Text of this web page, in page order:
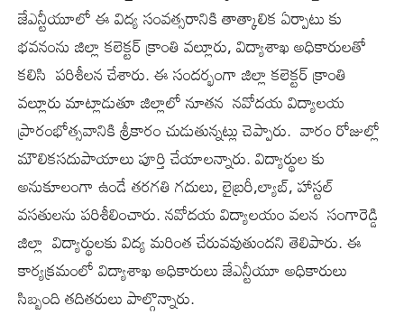
జేఎన్టీయూలో ఈ విద్య సంవత్సరానికి తాత్కాలిక ఏర్పాటు కు
భవనంను జిల్లా కలెక్టర్ క్రాంతి వల్లూరు, విద్యాశాఖ అధికారులతో
కలిసి పరిశీలన చేశారు. ఈ సందర్భంగా జిల్లా కలెక్టర్ క్రాంతి
వల్లూరు మాట్లాడుతూ జిల్లాలో నూతన నవోదయ విద్యాలయ
ప్రారంభోత్సవానికి శ్రీకారం చుడుతున్నట్లు చెప్పారు. వారం రోజుల్లో
మౌలికసదుపాయాలు పూర్తి చేయాలన్నారు. విద్యార్థుల కు
అనుకూలంగా ఉండే తరగతి గదులు, లైబ్రరీ,ల్యాబ్, హాస్టల్
వసతులను పరిశీలించారు. నవోదయ విద్యాలయం వలన సంగారెడ్డి
జిల్లా విద్యార్థులకు విద్య మరింత చేరువవుతుందని తెలిపారు. ఈ
కార్యక్రమంలో విద్యాశాఖ అధికారులు జేఎన్టీయూ అధికారులు
సిబ్బంది తదితరులు పాల్గొన్నారు.